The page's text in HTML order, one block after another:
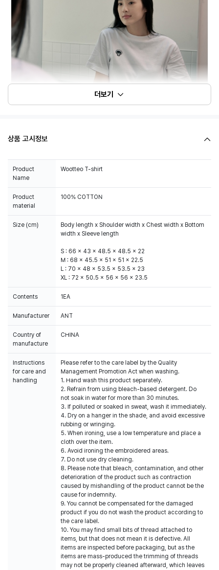
더보기
상품 고시정보
Product
Name
Wootteo T-shirt
Product
material
100% COTTON
Size (cm)
Body length x Shoulder width x Chest width x Bottom
width x Sleeve length
S : 66 x 43 x 48.5 x 48.5 x 22
M : 68 x 45.5 x 51 x 51 x 22.5
L : 70 x 48 x 53.5 x 53.5 x 23
XL : 72 x 50.5 x 56 x 56 x 23.5
Contents 1EA
Manufacturer ANT
Country of
manufacture
CHINA
Instructions
for care and
handling
Please refer to the care label by the Quality
Management Promotion Act when washing.
1. Hand wash this product separately.
2. Refrain from using bleach-based detergent. Do
not soak in water for more than 30 minutes.
3. If polluted or soaked in sweat, wash it immediately.
4. Dry on a hanger in the shade, and avoid excessive
rubbing or wringing.
5. When ironing, use a low temperature and place a
cloth over the item.
6. Avoid ironing the embroidered areas.
7. Do not use dry cleaning.
8. Please note that bleach, contamination, and other
deterioration of the product such as contraction
caused by mishandling of the product cannot be the
cause for indemnity.
9. You cannot be compensated for the damaged
product if you do not wash the product according to
the care label.
10. You may find small bits of thread attached to
items, but that does not mean it is defective. All
items are inspected before packaging, but as the
items are mass-produced the trimming of threads
may not be properly cleaned afterward, which leaves